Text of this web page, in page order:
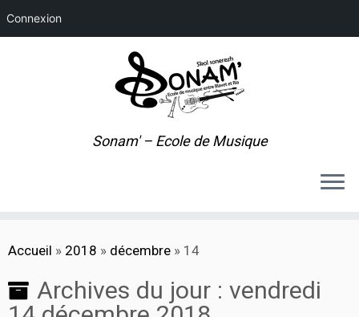
Connexion
au
Sonam' – Ecole de Musique
Accueil » 2018 » décembre » 14
Archives du jour : vendredi